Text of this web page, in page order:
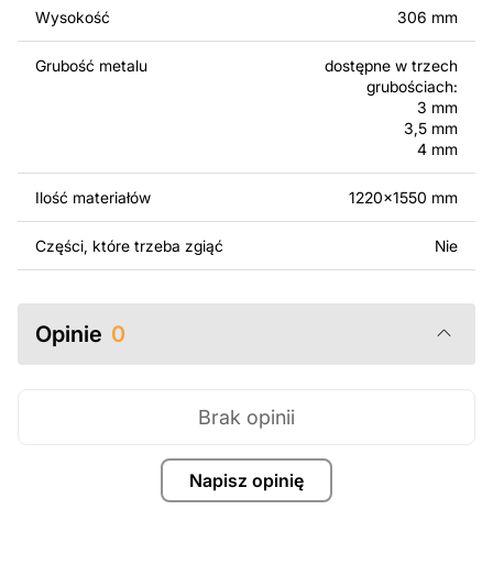
Za dodatkową opłatą możemy dostosować projekt
poprzez dodanie tekstu, obrazów lub logo Twojej firmy
albo wprowadzenie innych modyfikacji według Twoich
potrzeb. Jeśli potrzebujesz indywidualnego projektu
Jeśli masz jakiekolwiek pytania lub potrzebujesz
pomocy, skontaktuj się z nami w dowolnym momencie –
zawsze chętnie pomożemy.
Wysokość 306 mm
Grubość metalu
dostępne w trzech
grubościach:
3 mm
3,5 mm
4 mm
Ilość materiałów 1220x1550 mm
Części, które trzeba zgiąć Nie
Opinie 0
Napisz opinię
Brak opinii